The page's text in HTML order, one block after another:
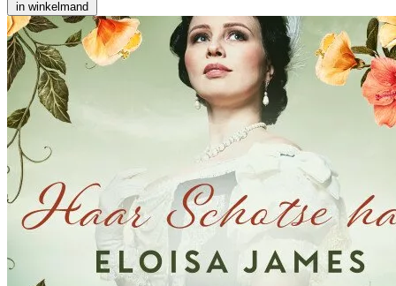
in winkelmand